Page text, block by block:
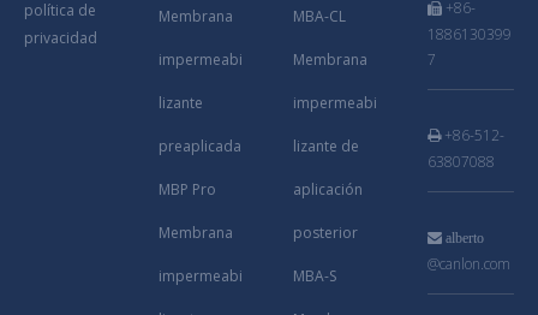
política de
privacidad
Membrana
impermeabi
lizante
preaplicada
MBP Pro
Membrana
impermeabi
MBA-CL
Membrana
impermeabi
lizante de
aplicación
posterior
MBA-S
 +86-
1886130399
7
+86-512-
63807088
 alberto
@canlon.com